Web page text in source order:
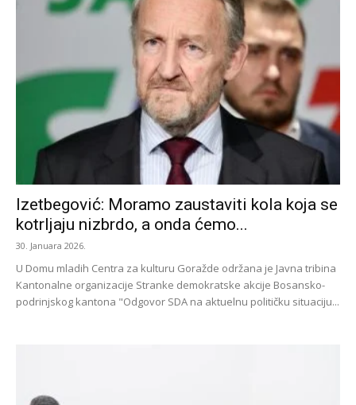
Izetbegović: Moramo zaustaviti kola koja se
kotrljaju nizbrdo, a onda ćemo...
30. Januara 2026.
U Domu mladih Centra za kulturu Goražde održana je Javna tribina
Kantonalne organizacije Stranke demokratske akcije Bosansko-
podrinjskog kantona "Odgovor SDA na aktuelnu političku situaciju...